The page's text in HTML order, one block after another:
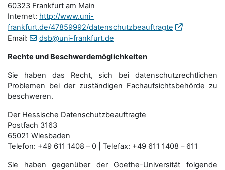
60323 Frankfurt am Main
Internet: http://www.uni-
frankfurt.de/47859992/datenschutzbeauftragte
Email:
dsb@uni-frankfurt.de
Rechte und Beschwerdemöglichkeiten
Sie haben das Recht, sich bei datenschutzrechtlichen
Problemen bei der zuständigen Fachauf­sichts­behörde zu
beschweren.
Der Hessische Datenschutzbeauftragte
Postfach 3163
65021 Wiesbaden
Telefon: +49 611 1408 – 0 | Telefax: +49 611 1408 – 611
Sie haben gegenüber der Goethe-Universität folgende